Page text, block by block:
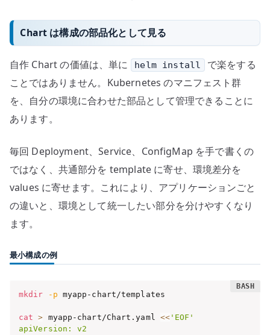
Chart は構成の部品化として見る
自作 Chart の価値は、単に helm install
で楽をする
ことではありません。Kubernetes のマニフェスト群
を、自分の環境に合わせた部品として管理できることに
あります。
毎回 Deployment、Service、ConfigMap を手で書くの
ではなく、共通部分を template に寄せ、環境差分を
values に寄せます。これにより、アプリケーションごと
の違いと、環境として統一したい部分を分けやすくなり
ます。
最小構成の例
mkdir -p myapp-chart/templates
cat > myapp-chart/Chart.yaml << 'EOF'
apiVersion: v2